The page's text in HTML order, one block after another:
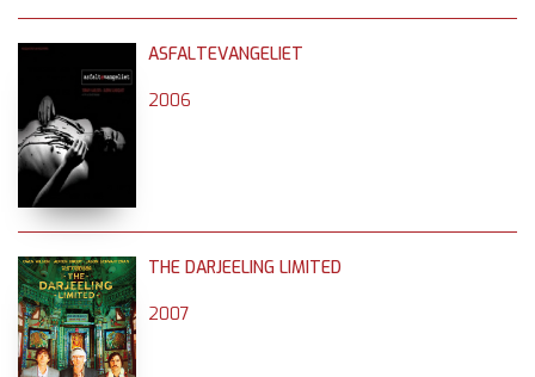
ASFALTEVANGELIET
2006
THE DARJEELING LIMITED
2007